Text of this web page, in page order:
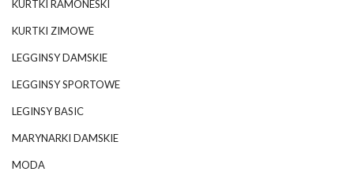
KURTKI RAMONESKI
KURTKI ZIMOWE
LEGGINSY DAMSKIE
LEGGINSY SPORTOWE
LEGINSY BASIC
MARYNARKI DAMSKIE
MODA